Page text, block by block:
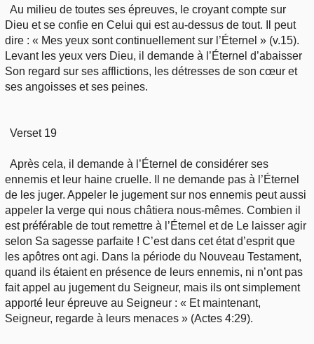
Au milieu de toutes ses épreuves, le croyant compte sur
Dieu et se confie en Celui qui est au-dessus de tout. Il peut
dire : « Mes yeux sont continuellement sur l’Éternel » (v.15).
Levant les yeux vers Dieu, il demande à l’Éternel d’abaisser
Son regard sur ses afflictions, les détresses de son cœur et
ses angoisses et ses peines.
Verset 19
Après cela, il demande à l’Éternel de considérer ses
ennemis et leur haine cruelle. Il ne demande pas à l’Éternel
de les juger. Appeler le jugement sur nos ennemis peut aussi
appeler la verge qui nous châtiera nous-mêmes. Combien il
est préférable de tout remettre à l’Éternel et de Le laisser agir
selon Sa sagesse parfaite ! C’est dans cet état d’esprit que
les apôtres ont agi. Dans la période du Nouveau Testament,
quand ils étaient en présence de leurs ennemis, ni n’ont pas
fait appel au jugement du Seigneur, mais ils ont simplement
apporté leur épreuve au Seigneur : « Et maintenant,
Seigneur, regarde à leurs menaces » (Actes 4:29).